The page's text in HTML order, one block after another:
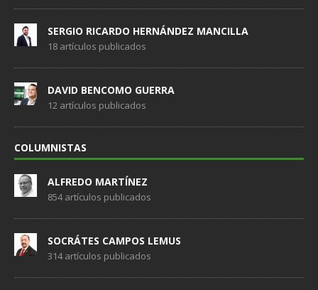
SERGIO RICARDO HERNÁNDEZ MANCILLA
18 artículos publicados
DAVID BENCOMO GUERRA
12 artículos publicados
COLUMNISTAS
ALFREDO MARTÍNEZ
854 artículos publicados
SOCRÁTES CAMPOS LEMUS
314 artículos publicados